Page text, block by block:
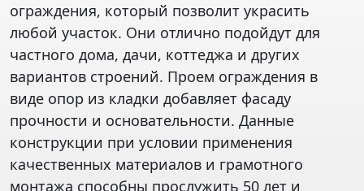
ограждения, который позволит украсить
любой участок. Они отлично подойдут для
частного дома, дачи, коттеджа и других
вариантов строений. Проем ограждения в
виде опор из кладки добавляет фасаду
прочности и основательности. Данные
конструкции при условии применения
качественных материалов и грамотного
монтажа способны прослужить 50 лет и